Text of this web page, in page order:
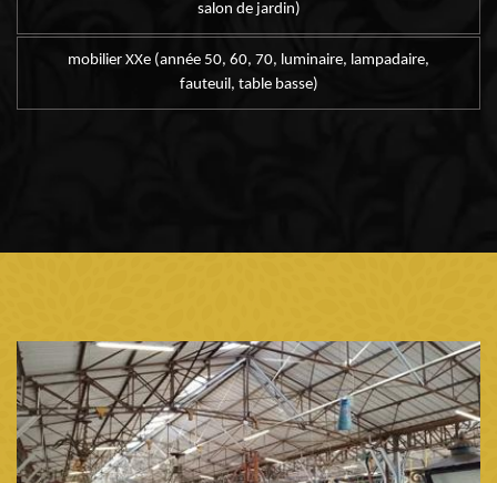
salon de jardin)
mobilier XXe (année 50, 60, 70, luminaire, lampadaire,
fauteuil, table basse)